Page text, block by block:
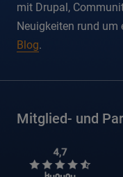
mit Drupal,
Neuigkeiten rund um
Blog.
Mitglied- und